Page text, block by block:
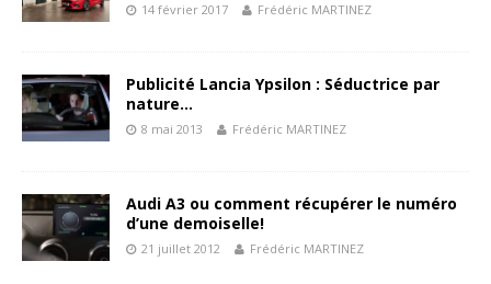
14 février 2017 Frédéric MARTINEZ
Publicité Lancia Ypsilon : Séductrice par
nature…
8 mai 2013 Frédéric MARTINEZ
Audi A3 ou comment récupérer le numéro
d’une demoiselle!
21 juillet 2012 Frédéric MARTINEZ